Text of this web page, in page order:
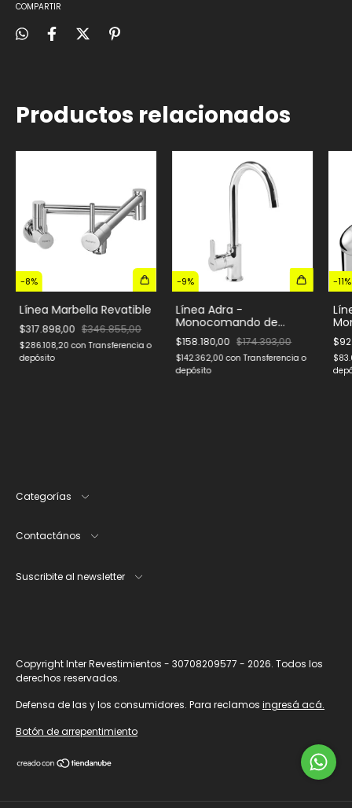
COMPARTIR
Productos relacionados
-8%
Línea Marbella Revatible
$317.898,00 $346.855,00
$286.108,20con Transferencia o
depósito
-9%
Línea Adra -
Monocomando de
cocina
$158.180,00 $174.393,00
$142.362,00con Transferencia o
depósito
-11%
Categorías
Contactános
Suscribite al newsletter
Copyright Inter Revestimientos - 30708209577 - 2026. Todos los
derechos reservados.
Defensa de las y los consumidores. Para reclamos ingresá acá.
Botón de arrepentimiento